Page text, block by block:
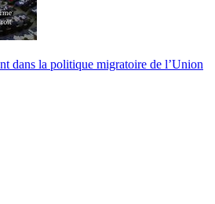
dans la politique migratoire de l’Union